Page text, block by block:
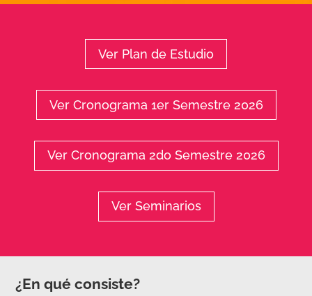
Ver Plan de Estudio
Ver Cronograma 1er Semestre 2026
Ver Cronograma 2do Semestre 2026
Ver Seminarios
¿En qué consiste?